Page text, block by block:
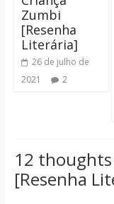
Zumbi
[Resenha
Literária]
26 de julho de
2021
2
12 thoughts
[Resenha